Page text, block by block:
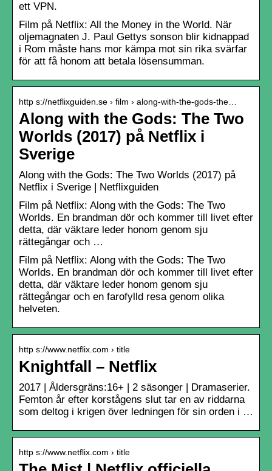
ett VPN.
Film på Netflix: All the Money in the World. När
oljemagnaten J. Paul Gettys sonson blir kidnappad
i Rom måste hans mor kämpa mot sin rika svärfar
för att få honom att betala lösensumman.
http s://netflixguiden.se › film › along-with-the-gods-the…
Along with the Gods: The Two
Worlds (2017) på Netflix i
Sverige
Along with the Gods: The Two Worlds (2017) på
Netflix i Sverige | Netflixguiden
Film på Netflix: Along with the Gods: The Two
Worlds. En brandman dör och kommer till livet efter
detta, där väktare leder honom genom sju
rättegångar och …
Film på Netflix: Along with the Gods: The Two
Worlds. En brandman dör och kommer till livet efter
detta, där väktare leder honom genom sju
rättegångar och en farofylld resa genom olika
helveten.
http s://www.netflix.com › title
Knightfall – Netflix
2017 | Åldersgräns:16+ | 2 säsonger | Dramaserier.
Femton år efter korstågens slut tar en av riddarna
som deltog i krigen över ledningen för sin orden i …
http s://www.netflix.com › title